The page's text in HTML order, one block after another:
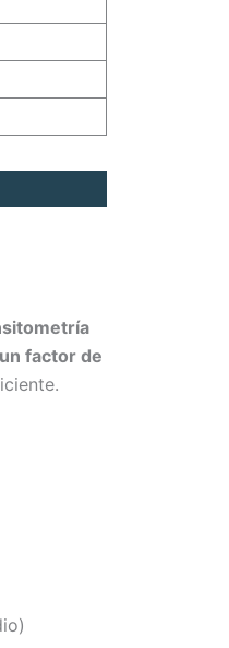
factor de